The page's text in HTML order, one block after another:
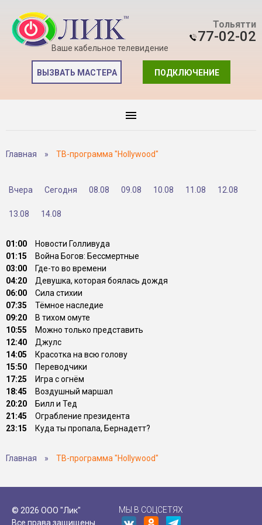
Ваше кабельное телевидение
Тольятти
77-02-02
ПОДКЛЮЧЕНИЕ
ВЫЗВАТЬ МАСТЕРА
Главная » ТВ-программа "Hollywood"
Вчера Сегодня 08.08 09.08 10.08 11.08 12.08
13.08 14.08
01:00
Новости Голливуда
01:15
Война Богов: Бессмертные
03:00
Где-то во времени
04:20
Девушка, которая боялась дождя
06:00
Сила стихии
07:35
Тёмное наследие
09:20
В тихом омуте
10:55
Можно только представить
12:40
Джулс
14:05
Красотка на всю голову
15:50
Переводчики
17:25
Игра с огнём
18:45
Воздушный маршал
20:20
Билл и Тед
21:45
Ограбление президента
23:15
Куда ты пропала, Бернадетт?
Главная » ТВ-программа "Hollywood"
© 2026 ООО "Лик"
Все права защищены
МЫ В СОЦСЕТЯХ